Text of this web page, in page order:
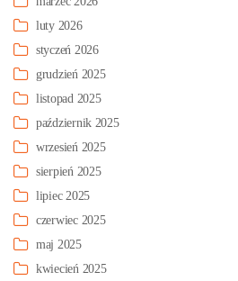
luty 2026
styczeń 2026
grudzień 2025
listopad 2025
październik 2025
wrzesień 2025
sierpień 2025
lipiec 2025
czerwiec 2025
maj 2025
kwiecień 2025